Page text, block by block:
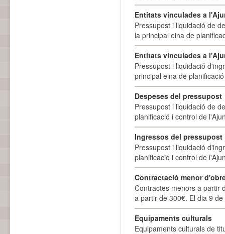
Entitats vinculades a
Pressupost i liquidació de
la principal eina de
Entitats vinculades a
Pressupost i liquidació
principal eina de
Despeses del pressupost
Pressupost i liquidació de
planificació i control de
Ingressos del pressupost
Pressupost i liquidació
planificació i control de
Contractació menor
Contractes menors a partir
a partir de 300€. El dia 9
Equipaments culturals
Equipaments culturals de